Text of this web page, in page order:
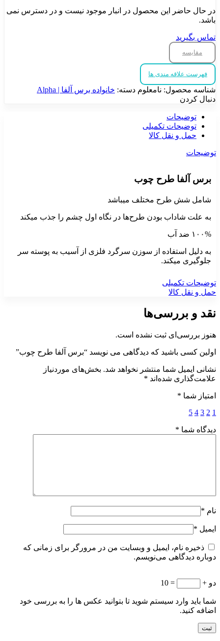
در حال حاضر این محصول در انبار موجود نیست و در دسترس نمی
باشد.
تماس بگیرید
مقایسه
فهرست علاقه مندی ها
شناسه محصول: نامعلوم دسته: خانواده برس آلفا | Alpha
دنبال کردن
توضیحات
توضیحات تکمیلی
حمل و نقل کالا
توضیحات
برس آلفا طرح چوب
شامل شش طرح مختلف میباشد
به علت شاداب بودن طرح‌ها در نگاه اول چشم را جذب میکند
۱۰۰% ضد آب
به دلیل استفاده از سوزن سرگرد فلزی از آسیب به پوسته سر
جلوگیری میکند.
توضیحات تکمیلی
حمل و نقل کالا
نقد و بررسی‌ها
هنوز بررسی‌ای ثبت نشده است.
اولین کسی باشید که دیدگاهی می نویسد “برس آلفا طرح چوب”
نشانی ایمیل شما منتشر نخواهد شد. بخش‌های موردنیاز
علامت‌گذاری شده‌اند *
امتیاز شما *
1
2
3
4
5
دیدگاه شما *
نام *
ایمیل *
ذخیره نام، ایمیل و وبسایت من در مرورگر برای زمانی که
دوباره دیدگاهی می‌نویسم.
دو + = 10
شما باید وارد سیستم شوید تا بتوانید عکس ها را به بررسی خود
اضافه کنید.